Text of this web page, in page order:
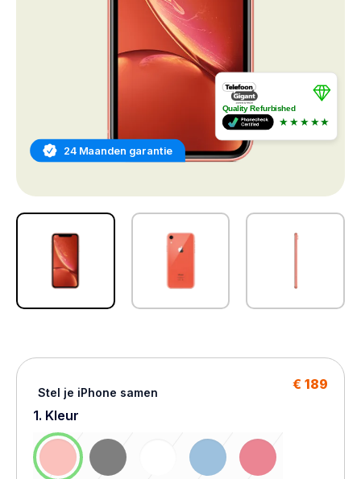
24 Maanden garantie
Quality Refurbished
★★★★★
Stel je iPhone samen
€ 189
1. Kleur